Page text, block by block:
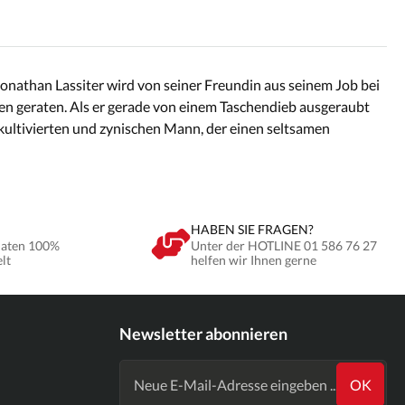
Lassiter wird von seiner Freundin aus seinem Job bei
geraten. Als er gerade von einem Taschendieb ausgeraubt
und zynischen Mann, der einen seltsamen
100%
HABEN SIE FRAGEN?
Unter der HOTLINE 01 586 76 27
helfen wir Ihnen gerne
Newsletter abonnieren
OK